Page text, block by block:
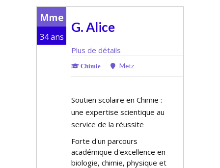
Mme
34 ans
G. Alice
Plus de détails
Chimie Metz
Soutien scolaire en Chimie :
une expertise scientifique au
service de la réussite
Forte d'un parcours
académique d'excellence en
biologie, chimie, physique et